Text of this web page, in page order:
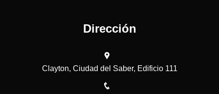
Dirección
Clayton, Ciudad del Saber, Edificio 111